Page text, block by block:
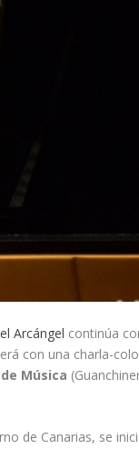
Arcángel continúa
con una charla-
Música
de Canarias, se